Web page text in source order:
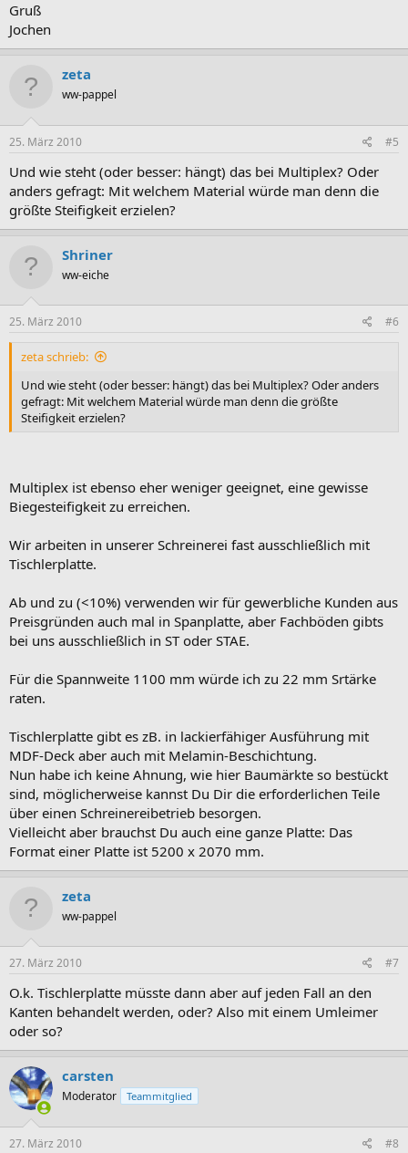
Gruß
Jochen
zeta
ww-pappel
25. März 2010 #5
Und wie steht (oder besser: hängt) das bei Multiplex? Oder
anders gefragt: Mit welchem Material würde man denn die
größte Steifigkeit erzielen?
Shriner
ww-eiche
25. März 2010 #6
zeta schrieb:
Und wie steht (oder besser: hängt) das bei Multiplex? Oder anders
gefragt: Mit welchem Material würde man denn die größte
Steifigkeit erzielen?
Multiplex ist ebenso eher weniger geeignet, eine gewisse
Biegesteifigkeit zu erreichen.
Wir arbeiten in unserer Schreinerei fast ausschließlich mit
Tischlerplatte.
Ab und zu (<10%) verwenden wir für gewerbliche Kunden aus
Preisgründen auch mal in Spanplatte, aber Fachböden gibts
bei uns ausschließlich in ST oder STAE.
Für die Spannweite 1100 mm würde ich zu 22 mm Srtärke
raten.
Tischlerplatte gibt es zB. in lackierfähiger Ausführung mit
MDF-Deck aber auch mit Melamin-Beschichtung.
Nun habe ich keine Ahnung, wie hier Baumärkte so bestückt
sind, möglicherweise kannst Du Dir die erforderlichen Teile
über einen Schreinereibetrieb besorgen.
Vielleicht aber brauchst Du auch eine ganze Platte: Das
Format einer Platte ist 5200 x 2070 mm.
zeta
ww-pappel
27. März 2010 #7
O.k. Tischlerplatte müsste dann aber auf jeden Fall an den
Kanten behandelt werden, oder? Also mit einem Umleimer
oder so?
carsten
Moderator Teammitglied
27. März 2010 #8